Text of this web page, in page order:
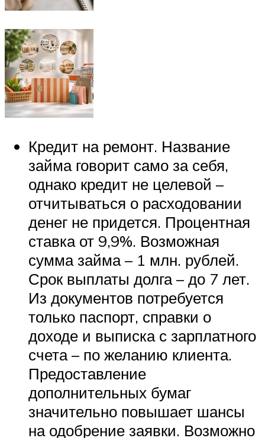
Кредит на ремонт. Название
займа говорит само за себя,
однако кредит не целевой –
отчитываться о расходовании
денег не придется. Процентная
ставка от 9,9%. Возможная
сумма займа – 1 млн. рублей.
Срок выплаты долга – до 7 лет.
Из документов потребуется
только паспорт, справки о
доходе и выписка с зарплатного
счета – по желанию клиента.
Предоставление
дополнительных бумаг
значительно повышает шансы
на одобрение заявки. Возможно